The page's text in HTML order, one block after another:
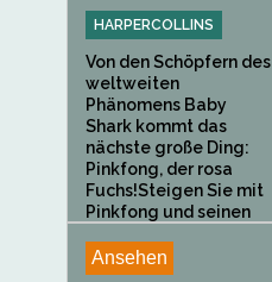
HARPERCOLLINS
Von den Schöpfern des
weltweiten
Phänomens Baby
Shark kommt das
nächste große Ding:
Pinkfong, der rosa
Fuchs!Steigen Sie mit
Pinkfong und seinen
Ansehen